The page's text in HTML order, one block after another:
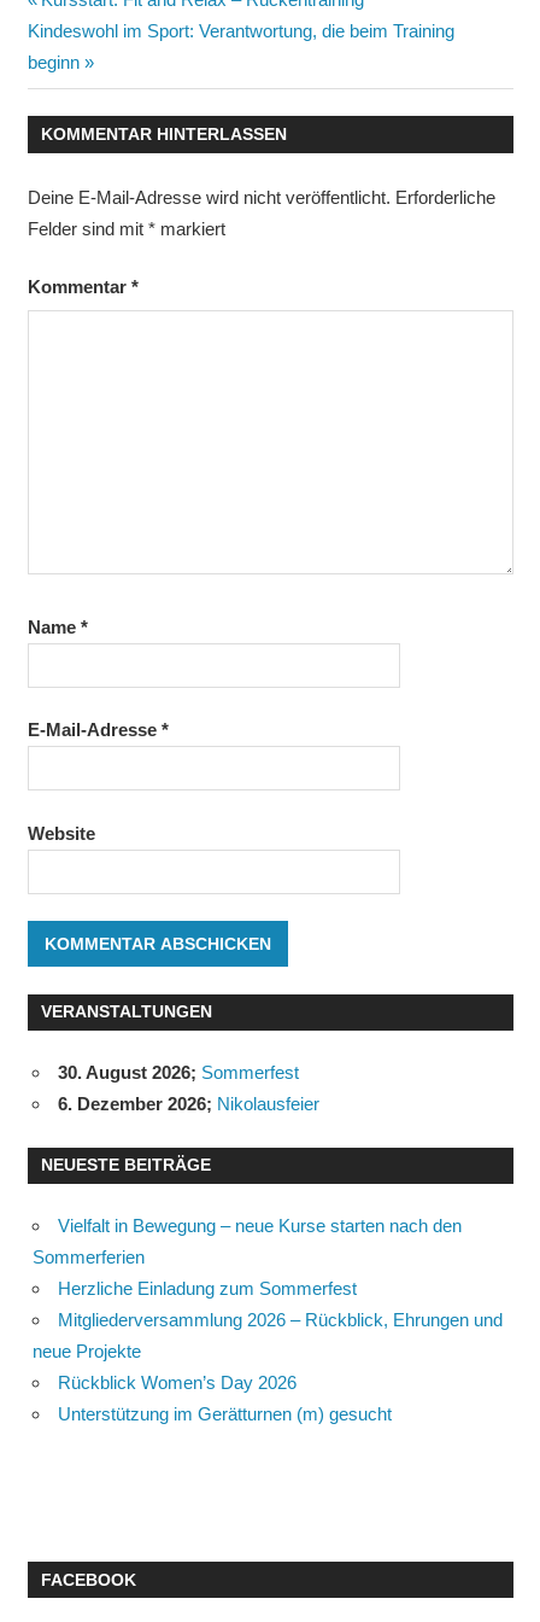
Beitrag:
Nächster
Beitrag:
Kindeswohl im Sport: Verantwortung, die beim Training
beginn
KOMMENTAR HINTERLASSEN
Deine E-Mail-Adresse wird nicht veröffentlicht. Erforderliche
Felder sind mit *markiert
Kommentar *
Name *
E-Mail-Adresse *
Website
VERANSTALTUNGEN
30. August 2026; Sommerfest
6. Dezember 2026; Nikolausfeier
NEUESTE BEITRÄGE
Vielfalt in Bewegung – neue Kurse starten nach den
Sommerferien
Herzliche Einladung zum Sommerfest
Mitgliederversammlung 2026 – Rückblick, Ehrungen und
neue Projekte
Rückblick Women’s Day 2026
Unterstützung im Gerätturnen (m) gesucht
FACEBOOK